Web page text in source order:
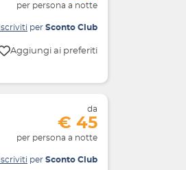
per persona a notte
Iscriviti per Sconto Club
Aggiungi ai preferiti
da
€ 45
per persona a notte
Iscriviti per Sconto Club